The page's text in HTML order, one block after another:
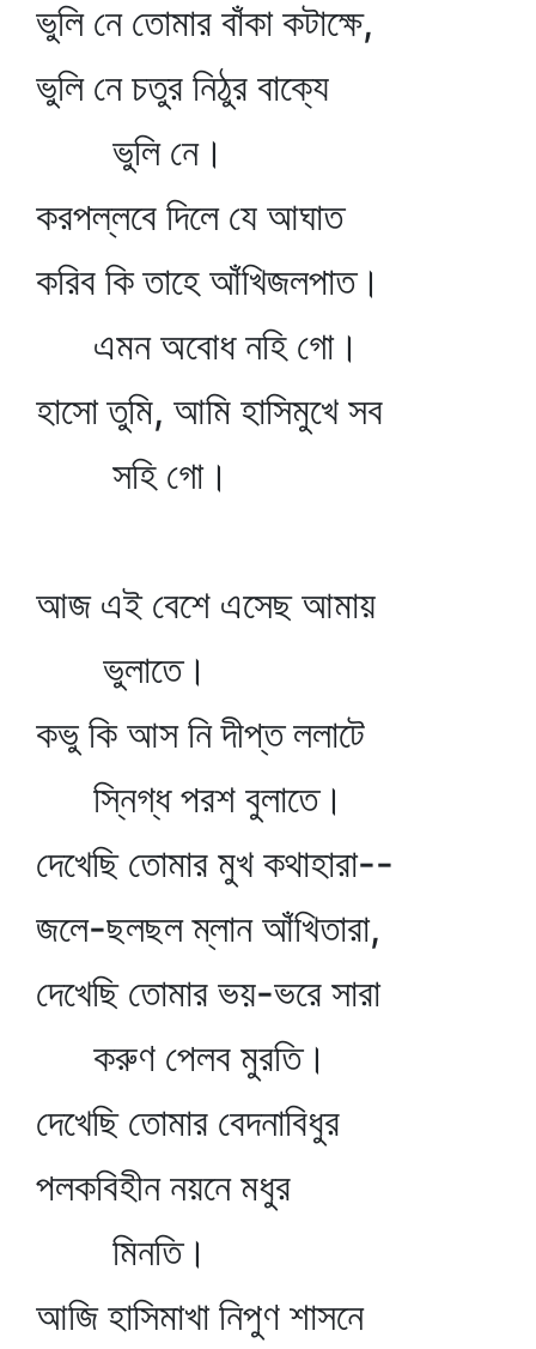
ভুলি নে তোমার বাঁকা কটাক্ষে,
ভুলি নে চতুর নিঠুর বাক্যে
ভুলি নে।
করপল্লবে দিলে যে আঘাত
করিব কি তাহে আঁখিজলপাত।
এমন অবোধ নহি গো।
হাসো তুমি, আমি হাসিমুখে সব
সহি গো।
আজ এই বেশে এসেছ আমায়
ভুলাতে।
কভু কি আস নি দীপ্ত ললাটে
স্নিগ্ধ পরশ বুলাতে।
দেখেছি তোমার মুখ কথাহারা--
জলে-ছলছল ম্লান আঁখিতারা,
দেখেছি তোমার ভয়-ভরে সারা
করুণ পেলব মুরতি।
দেখেছি তোমার বেদনাবিধুর
পলকবিহীন নয়নে মধুর
মিনতি।
আজি হাসিমাখা নিপুণ শাসনে